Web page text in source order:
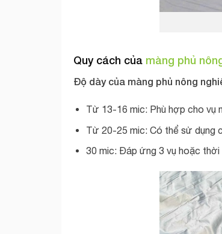
Quy cách của màng phủ
Độ dày của màng phủ nông
Từ 13-16 mic: Phù hợp cho vụ
Từ 20-25 mic: Có thể sử dụng
30 mic: Đáp ứng 3 vụ hoặc thời